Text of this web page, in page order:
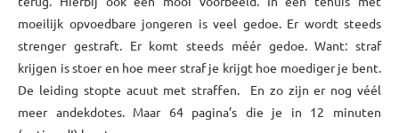
moeilijk opvoedbare jongeren is veel gedoe. Er wordt steeds
strenger gestraft. Er komt steeds méér gedoe. Want: straf
krijgen is stoer en hoe meer straf je krijgt hoe moediger je bent.
De leiding stopte acuut met straffen. En zo zijn er nog véél
meer andekdotes. Maar 64 pagina’s die je in 12 minuten